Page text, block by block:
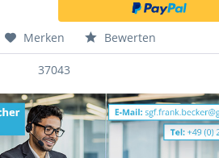
Merken Bewerten
37043